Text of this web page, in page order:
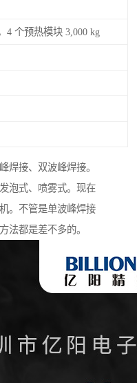
4 个预热模块 3,000 kg
焊接、双波峰焊接。
泡式、喷雾式。现在
。不管是单波峰焊接
法都是差不多的。